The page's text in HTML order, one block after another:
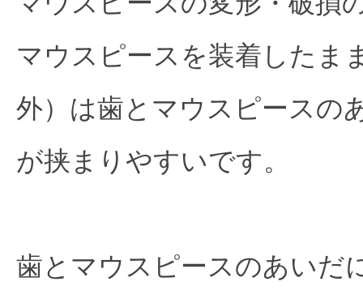
マウスピースを装着したま
外）は歯とマウスピースの
が挟まりやすいです。
歯とマウスピースのあいだ